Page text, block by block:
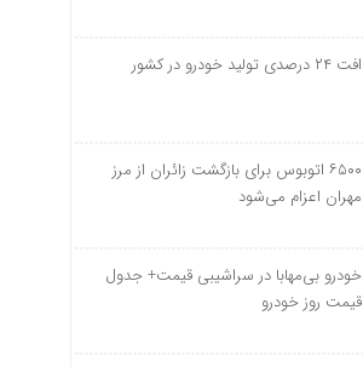
افت ۲۴ درصدی تولید خودرو در کشور
۶۵۰۰ اتوبوس برای بازگشت زائران از مرز
مهران اعزام می‌شود
خودرو بی‌مهابا در سراشیبی قیمت+ جدول
قیمت روز خودرو